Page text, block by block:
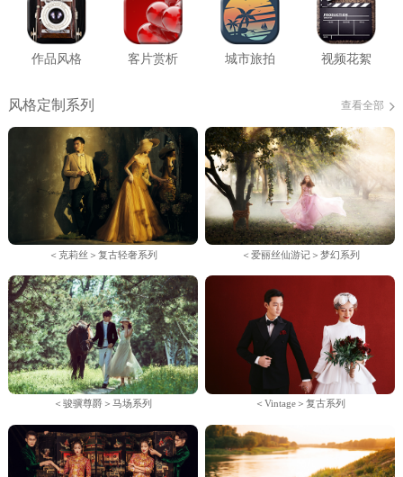
作品风格 客片赏析 城市旅拍 视频花絮
风格定制系列 查看全部
＜克莉丝＞复古轻奢系列 ＜爱丽丝仙游记＞梦幻系列
＜骏骥尊爵＞马场系列 ＜Vintage＞复古系列